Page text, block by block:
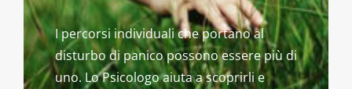
I percorsi individuali che portano al
disturbo di panico possono essere più di
uno. Lo Psicologo aiuta a scoprirli e